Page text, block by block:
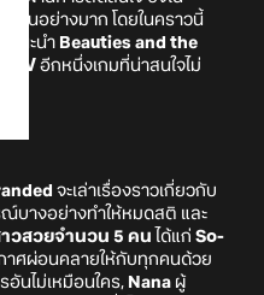
เป็นอย่างมาก โดยในคราวนี้
แนะนำ Beauties and the
อีกหนึ่งเกมที่น่าสนใจไม่
จะเล่าเรื่องราวเกี่ยวกับ
ณ์บางอย่างทำให้หมดสติ และ
สวยจำนวน 5 คน ได้แก่ So-
าศผ่อนคลายให้กับทุกคนด้วย
อันไม่เหมือนใคร, Nana ผู้